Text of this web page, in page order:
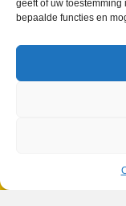
geeft of uw
bepaalde functies en
Geplaatst in
De Wending, Lotte